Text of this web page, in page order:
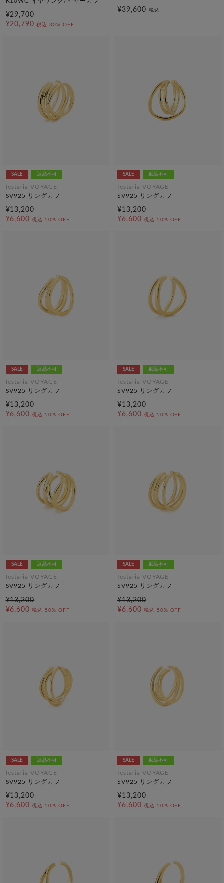
¥29,700
¥20,790 税込 30% OFF
¥39,600 税込
SALE 返品不可
festaria VOYAGE
SV925 リングカフ
¥13,200
¥6,600 税込 50% OFF
SALE 返品不可
festaria VOYAGE
SV925 リングカフ
¥13,200
¥6,600 税込 50% OFF
SALE 返品不可
festaria VOYAGE
SV925 リングカフ
¥13,200
¥6,600 税込 50% OFF
SALE 返品不可
festaria VOYAGE
SV925 リングカフ
¥13,200
¥6,600 税込 50% OFF
SALE 返品不可
festaria VOYAGE
SV925 リングカフ
¥13,200
¥6,600 税込 50% OFF
SALE 返品不可
festaria VOYAGE
SV925 リングカフ
¥13,200
¥6,600 税込 50% OFF
SALE 返品不可
festaria VOYAGE
SV925 リングカフ
¥13,200
¥6,600 税込 50% OFF
SALE 返品不可
festaria VOYAGE
SV925 リングカフ
¥13,200
¥6,600 税込 50% OFF